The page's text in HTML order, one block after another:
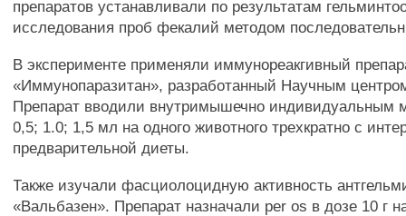
препаратов устанавливали по результатам
исследования проб фекалий методом
В эксперименте применяли иммунореакгивный
«Иммунопаразитан», разработанный Научным
Препарат вводили внутримышечно индивидуальным
0,5; 1.0; 1,5 мл на одного животного трехкратно с
предварительной диеты.
Также изучали фасциолоцидную активность
«Вальбазен». Препарат назначали per os в дозе 10 г